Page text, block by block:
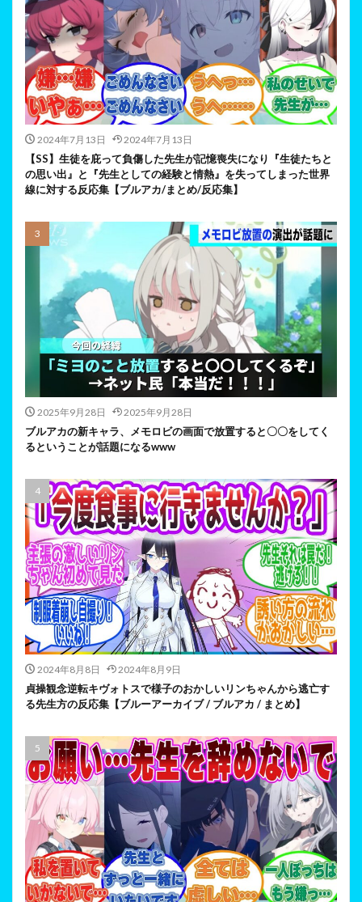
2024年7月13日 2024年7月13日
【SS】生徒を庇って負傷した先生が記憶喪失になり『生徒たちと
の思い出』と『先生としての経験と情熱』を失ってしまった世界
線に対する反応集【ブルアカ/まとめ/反応集】
2025年9月28日 2025年9月28日
ブルアカの新キャラ、メモロビの画面で放置すると〇〇をしてく
るということが話題になるwww
2024年8月8日 2024年8月9日
貞操観念逆転キヴォトスで様子のおかしいリンちゃんから逃亡す
る先生方の反応集【ブルーアーカイブ / ブルアカ / まとめ】